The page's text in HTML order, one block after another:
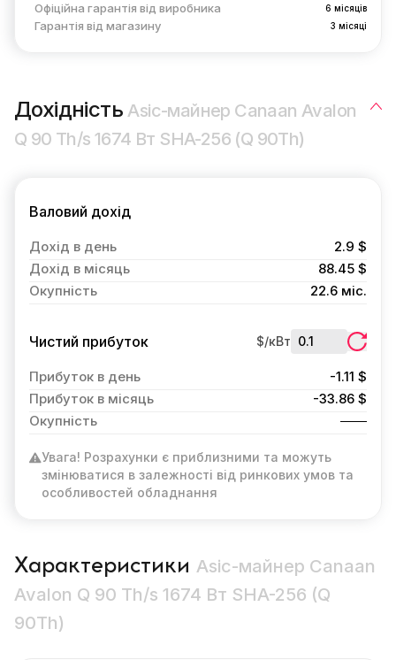
Офіційна гарантія від виробника 6 місяців
Гарантія від магазину 3 місяці
ДохідністьAsic-майнер Canaan Avalon
Q 90 Th/s 1674 Вт SHA-256 (Q 90Th)
Валовий дохід
Дохід в день
2.9 $
Дохід в місяць
88.45 $
Окупність
22.6 міс.
Чистий прибуток $/кВт
Прибуток в день
-1.11 $
Прибуток в місяць
-33.86 $
Окупність
Увага! Розрахунки є приблизними та можуть
змінюватися в залежності від ринкових умов та
особливостей обладнання
Характеристики Asic-майнер Canaan
Avalon Q 90 Th/s 1674 Вт SHA-256 (Q
90Th)